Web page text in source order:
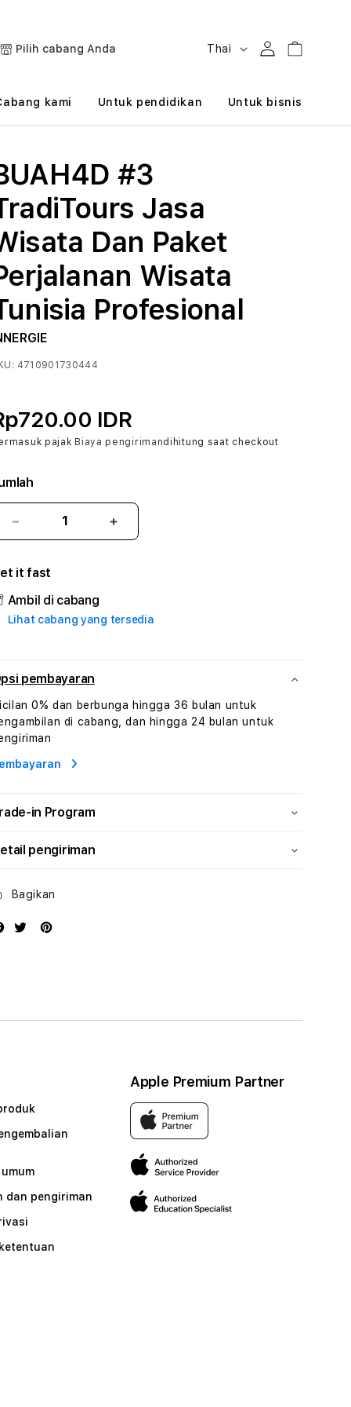
Pilih cabang Anda
B
h
Thai MasukKeranjang
kami Untuk pendidikan Untuk bisnis
#3
Jasa
Dan Paket
Wisata
Profesional
4710901730444
IDR
pajak Biaya pengirimandihitung saat checkout
Kurangi
jumlah
BUAH4D
#3
TradiTours
Jasa
Paket
Wisata
Tunisia
Profesional
Tambah
jumlah
TradiTours
Jasa
Wisata
Tunisia
it fast
Ambil di cabang
Lihat cabang yang tersedia
pembayaran
0% dan berbunga hingga 36 bulan untuk
di cabang, dan hingga 24 bulan untuk
in Program
pengiriman
Bagikan
dan pengiriman
Apple Premium Partner